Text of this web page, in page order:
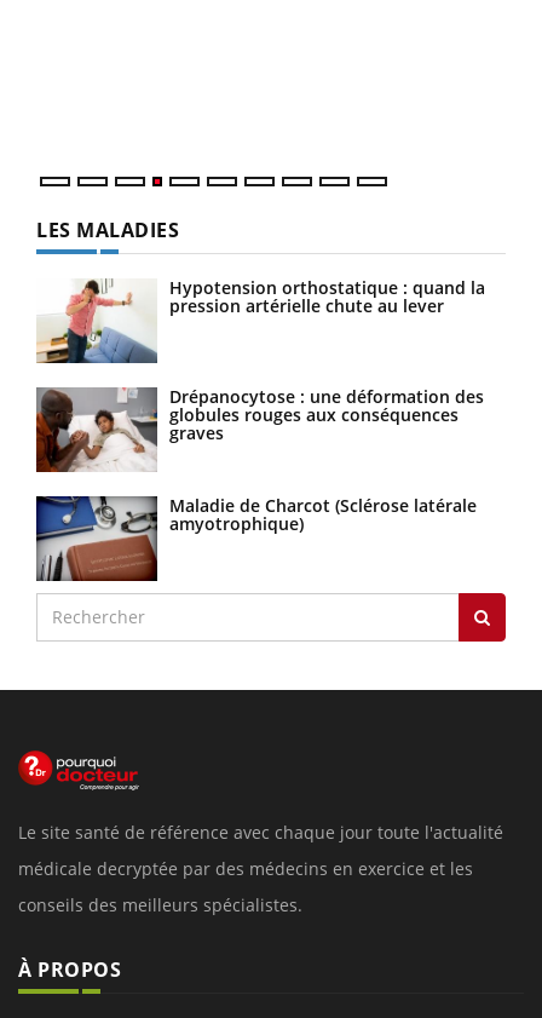
LES MALADIES
Hypotension orthostatique : quand la
pression artérielle chute au lever
Drépanocytose : une déformation des
globules rouges aux conséquences
graves
Maladie de Charcot (Sclérose latérale
amyotrophique)
Le site santé de référence avec chaque jour toute l'actualité
médicale decryptée par des médecins en exercice et les
conseils des meilleurs spécialistes.
À PROPOS